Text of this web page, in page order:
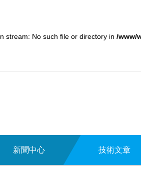
stream: No such file or directory in /www/
新聞中心 技術文章